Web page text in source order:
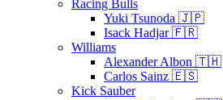
Racing Bulls
Yuki Tsunoda 🇯🇵
Isack Hadjar 🇫🇷
Williams
Alexander Albon 🇹🇭
Carlos Sainz 🇪🇸
Kick Sauber